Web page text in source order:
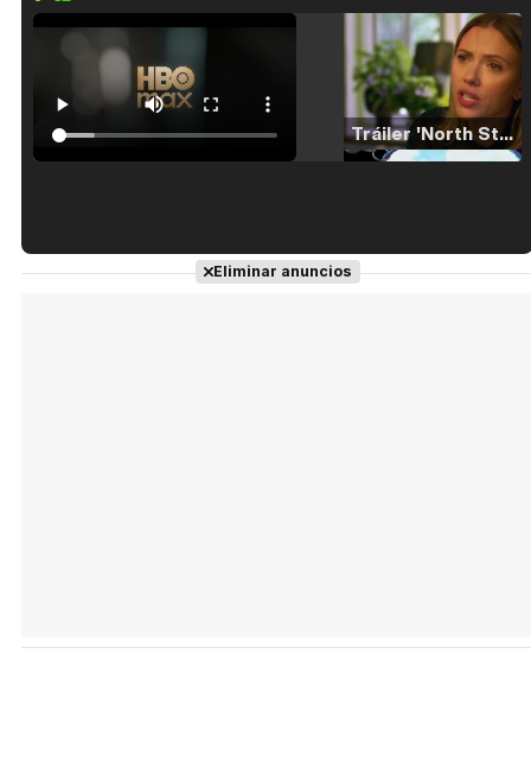
Tráiler 'North Star' (2023)
Tráiler en español de 'La isla olvidada'
Eliminar anuncios